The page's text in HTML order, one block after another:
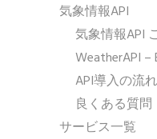
気象情報API
気象情報API
WeatherAPI –
API導入の流れ
良くある質問
サービス一覧